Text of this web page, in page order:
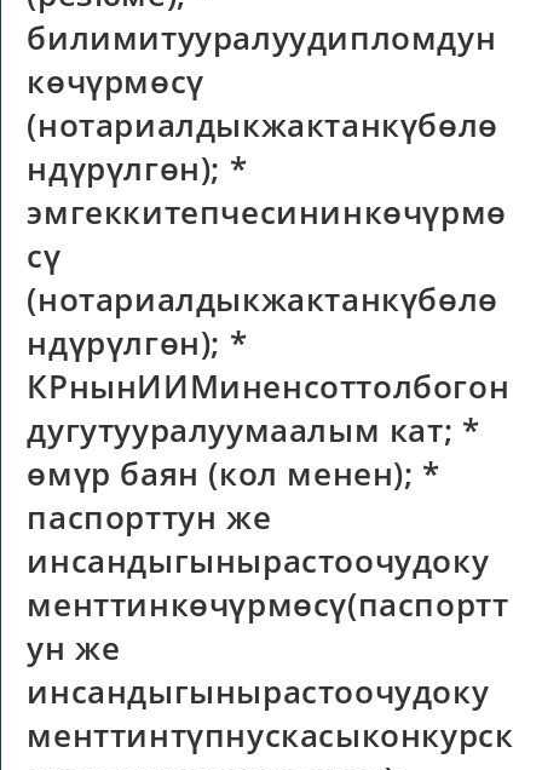
билимитууралуудипломдун
көчүрмөсү
(нотариалдыкжактанкүбөлө
ндүрүлгөн); *
эмгеккитепчесининкөчүрмө
сү
(нотариалдыкжактанкүбөлө
ндүрүлгөн); *
КРнынИИМиненсоттолбогон
дугутууралуумаалым кат; *
өмүр баян (кол менен); *
паспорттун же
инсандыгынырастоочудоку
менттинкөчүрмөсү(паспортт
ун же
инсандыгынырастоочудоку
менттинтүпнускасыконкурск